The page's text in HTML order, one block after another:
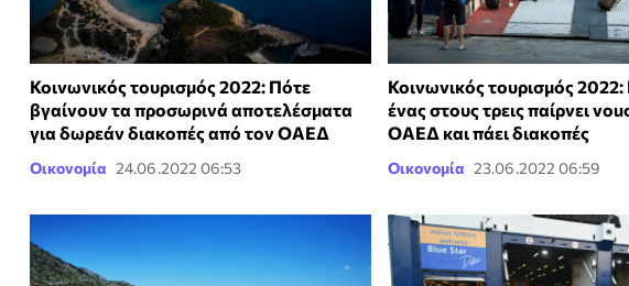
Κοινωνικός τουρισμός 2022: Πότε
βγαίνουν τα προσωρινά αποτελέσματα
για δωρεάν διακοπές από τον ΟΑΕΔ
Οικονομία 24.06.2022 06:53
Κοινωνικός τουρισμός
ένας στους τρεις παίρνει
ΟΑΕΔ και πάει διακοπές
Οικονομία 23.06.2022 06:59